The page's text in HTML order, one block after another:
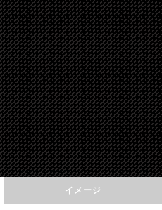
イメージ